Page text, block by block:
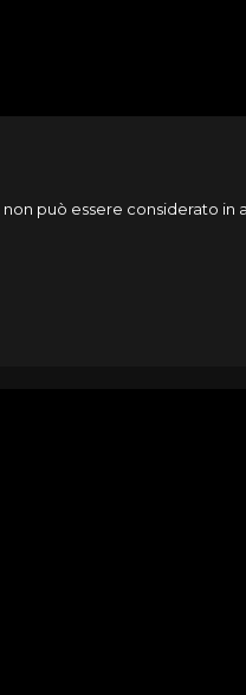
può essere considerato